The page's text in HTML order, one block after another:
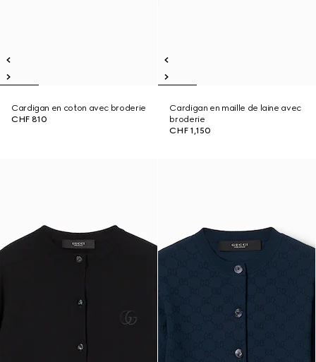
Cardigan en coton avec broderie
CHF 810
Cardigan en maille de laine avec
broderie
CHF 1,150